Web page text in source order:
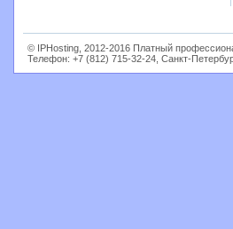
© IPHosting, 2012-2016 Платный
Телефон: +7 (812) 715-32-24, Санкт-